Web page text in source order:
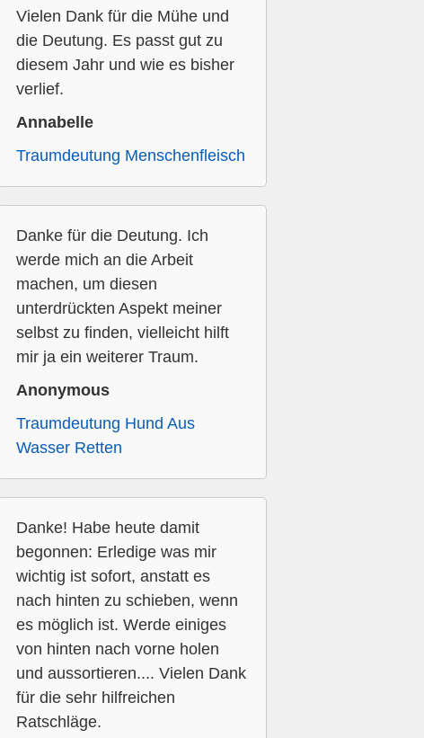
Vielen Dank für die Mühe und
die Deutung. Es passt gut zu
diesem Jahr und wie es bisher
verlief.
Annabelle
Traumdeutung Menschenfleisch
Danke für die Deutung. Ich
werde mich an die Arbeit
machen, um diesen
unterdrückten Aspekt meiner
selbst zu finden, vielleicht hilft
mir ja ein weiterer Traum.
Anonymous
Traumdeutung Hund Aus
Wasser Retten
Danke! Habe heute damit
begonnen: Erledige was mir
wichtig ist sofort, anstatt es
nach hinten zu schieben, wenn
es möglich ist. Werde einiges
von hinten nach vorne holen
und aussortieren.... Vielen Dank
für die sehr hilfreichen
Ratschläge.